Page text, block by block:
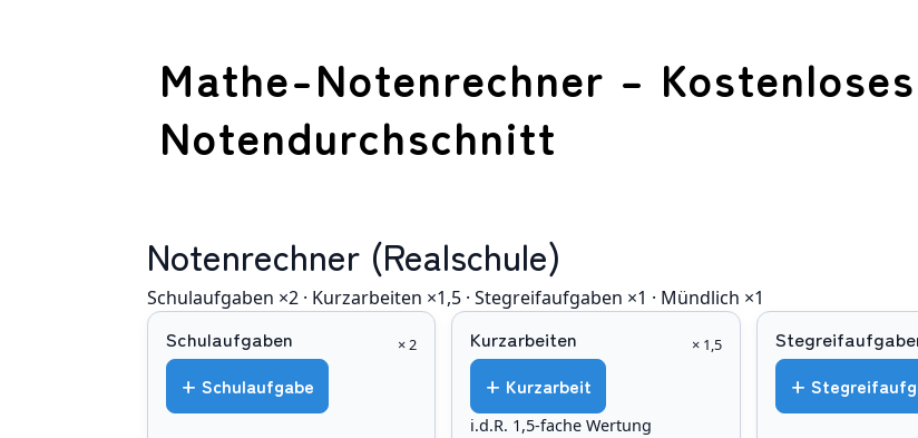
Mathe-Notenrechner –
Notendurchschnitt
Notenrechner (Realschule)
Schulaufgaben ×2 · Kurzarbeiten ×1,5 · Stegreifaufgaben ×1 · Mündlich ×1
Schulaufgaben × 2
+ Schulaufgabe
Kurzarbeiten × 1,5
+ Kurzarbeit
i.d.R. 1,5-fache Wertung
+